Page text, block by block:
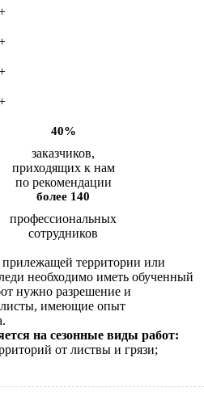
40%
заказчиков,
приходящих к нам
по рекомендации
более 140
профессиональных
сотрудников
территории или
необходимо иметь обученный
нужно разрешение и
имеющие опыт
на сезонные виды работ:
от листвы и грязи;